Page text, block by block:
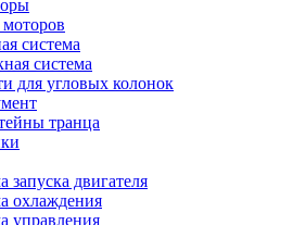
моторов
система
система
для угловых колонок
транца
запуска двигателя
охлаждения
управления